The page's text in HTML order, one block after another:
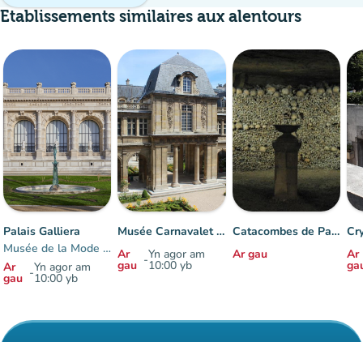
Etablissements similaires aux alentours
Palais Galliera
Musée de la Mode de Paris
Ar
gau -Yn agor am
10:00 yb
Musée Carnavalet - Histoire de Paris
Ar
gau -Yn agor am
10:00 yb
Catacombes de Paris
Ar gau
Ar